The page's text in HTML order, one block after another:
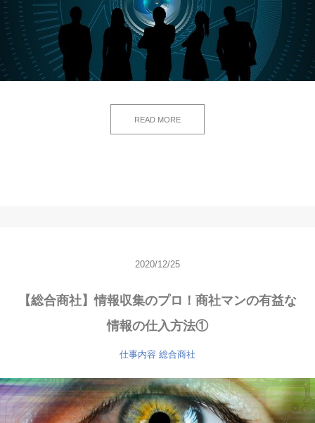
READ MORE
2020/12/25
【総合商社】情報収集のプロ！商社マンの有益な
情報の仕入方法①
仕事内容 総合商社